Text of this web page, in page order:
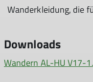
Wanderkleidung, die
Downloads
Wandern AL-HU V17-